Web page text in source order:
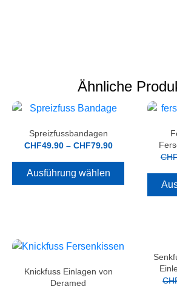
Ähnliche
Spreizfussbandagen
CHF49.90 – CHF79.90
Ausführung wählen
Knickfuss Einlagen von
Deramed